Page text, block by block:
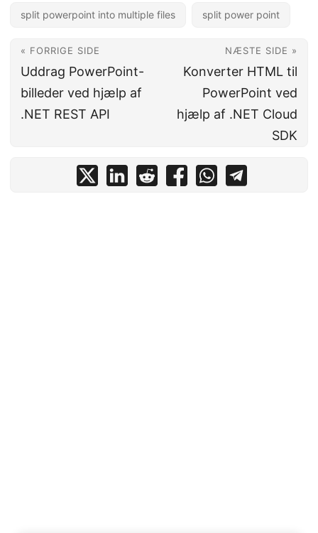
split powerpoint into multiple files split power point
« FORRIGE SIDE
Uddrag PowerPoint-
billeder ved hjælp af
.NET REST API
NÆSTE SIDE »
Konverter HTML til
PowerPoint ved
hjælp af .NET Cloud
SDK